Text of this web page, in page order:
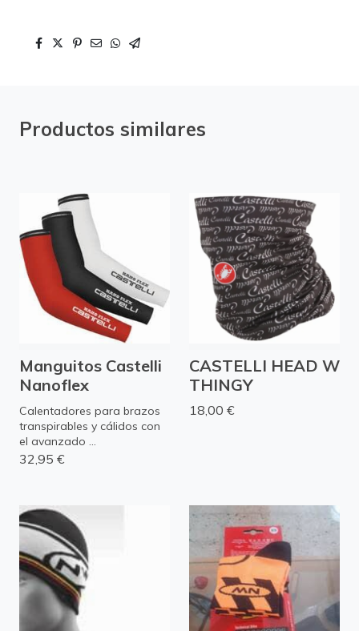
Productos similares
Manguitos Castelli
Nanoflex
Calentadores para brazos
transpirables y cálidos con
el avanzado ...
32,95 €
CASTELLI HEAD W
THINGY
18,00 €